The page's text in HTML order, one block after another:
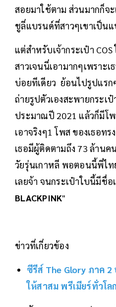
สอยมาใช้ตาม ส่วนมากก็จ
ชูลี่แบรนด์ที่สาวๆเขาเป็น
แต่สำหรับเจ้ากระเป๋า
สาวเจนนี่เอามากๆเพราะ
บ่อยทีเดียว ย้อนไปรูปแรก
ถ่ายรูปตัวเองสะพายกระเ
ประมาณปี 2021 แล้วก็มีโ
เอาจริงๆ1 โพส ของเธอท
เธอมีผู้ติดตามถึง 73 ล้าน
วัยรุ่นเกาหลี พอตอนนี้พี่ไท
เลยจ้า จนกระเป๋าใบนี้มีชื่อ
BLACKPINK"
ข่าวที่เกี่ยวข้อง
ซีรีส์ The Glory ภาค
ให้สาสม พรีเมียร์ทั่วโล